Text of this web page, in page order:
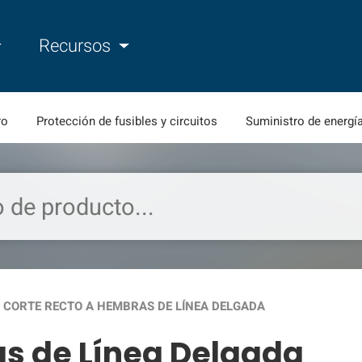
Recursos
Protección de fusibles y circuitos Suministro de
CORTE RECTO A HEMBRAS DE LÍNEA DELGADA